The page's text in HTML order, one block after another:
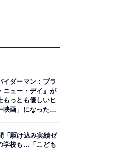
イダーマン：ブラ
ニュー・デイ』が
もっとも優しいヒ
映画」になった理
「駆け込み実績ゼ
学校も…「こども